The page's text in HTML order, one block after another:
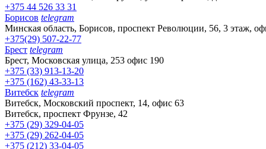
+375 44 526 33 31
Борисов telegram
Минская область, Борисов, проспект Революции, 56, 3 этаж,
+375(29) 507-22-77
Брест telegram
Брест, Московская улица, 253 офис 190
+375 (33) 913-13-20
+375 (162) 43-33-13
Витебск telegram
Витебск, Московский проспект, 14, офис 63
Витебск, проспект Фрунзе, 42
+375 (29) 329-04-05
+375 (29) 262-04-05
+375 (212) 33-04-05